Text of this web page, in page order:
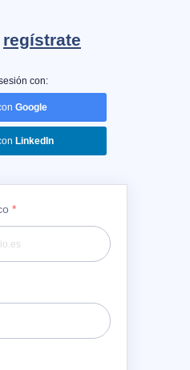
regístrate
con:
Google
LinkedIn
*